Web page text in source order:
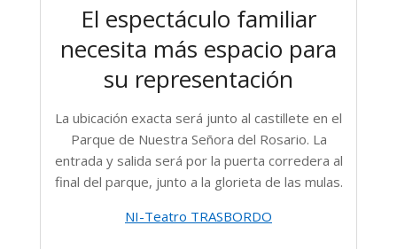
El espectáculo familiar
necesita más espacio para
su representación
La ubicación exacta será junto al castillete en el
Parque de Nuestra Señora del Rosario. La
entrada y salida será por la puerta corredera al
final del parque, junto a la glorieta de las mulas.
NI-Teatro TRASBORDO